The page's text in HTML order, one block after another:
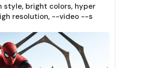
style, bright colors, hyper
resolution, --video --s